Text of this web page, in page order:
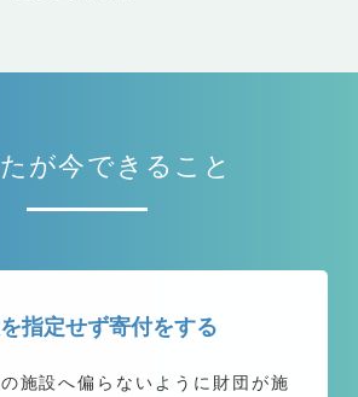
が今できること
指定せず寄付をする
施設へ偏らないように 財団が施